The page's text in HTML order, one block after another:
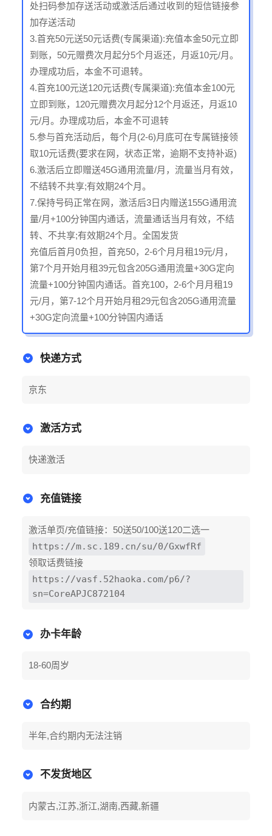
处扫码参加存送活动或激活后通过收到的短信链接参
加存送活动
3.首充50元送50元话费(专属渠道):充值本金50元立即
到账，50元赠费次月起分5个月返还，月返10元/月。
办理成功后，本金不可退转。
4.首充100元送120元话费(专属渠道):充值本金100元
立即到账，120元赠费次月起分12个月返还，月返10
元/月。办理成功后，本金不可退转
5.参与首充活动后，每个月(2-6)月底可在专属链接领
取10元话费(要求在网，状态正常，逾期不支持补返)
6.激活后立即赠送45G通用流量/月，流量当月有效，
不结转不共享;有效期24个月。
7.保持号码正常在网，激活后3日内赠送155G通用流
量/月+100分钟国内通话，流量通话当月有效，不结
转、不共享;有效期24个月。全国发货
充值后首月0负担，首充50，2-6个月月租19元/月，
第7个月开始月租39元包含205G通用流量+30G定向
流量+100分钟国内通话。首充100，2-6个月月租19
元/月，第7-12个月开始月租29元包含205G通用流量
+30G定向流量+100分钟国内通话
快递方式
京东
激活方式
快递激活
充值链接
激活单页/充值链接：50送50/100送120二选一
https://m.sc.189.cn/su/0/GxwfRf
领取话费链接
https://vasf.52haoka.com/p6/?
sn=CoreAPJC872104
办卡年龄
18-60周岁
合约期
半年,合约期内无法注销
不发货地区
内蒙古,江苏,浙江,湖南,西藏,新疆